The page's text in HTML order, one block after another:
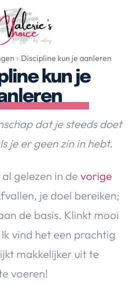
& Culture
Food & Drinks
& Opmerkelijk
& Duurzaamheid
& Tech
5 van Valerie
Huis & Tuin
Over Valerie
Contact
Discipline kun je aanleren
kun je
dat je steeds doet
je er geen zin in hebt.
gelezen in de vorige
je doel bereiken;
de basis. Klinkt mooi
vind het een prachtig
makkelijker uit te
voeren!